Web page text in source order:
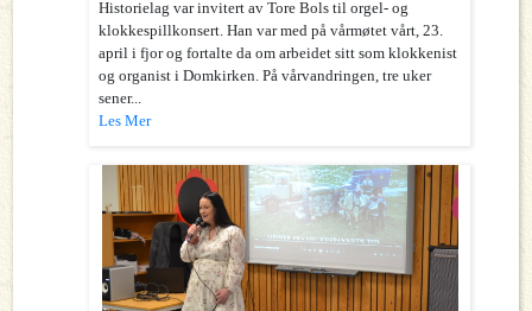
Historielag var invitert av Tore Bols til orgel- og
klokkespillkonsert. Han var med på vårmøtet vårt, 23.
april i fjor og fortalte da om arbeidet sitt som klokkenist
og organist i Domkirken. På vårvandringen, tre uker
sener...
Les Mer